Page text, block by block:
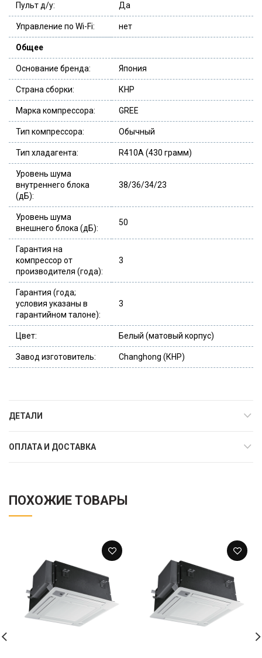
Пульт д/у: Да
Управление по Wi-Fi: нет
Общее
Основание бренда: Япония
Страна сборки: КНР
Марка компрессора: GREE
Тип компрессора: Обычный
Тип хладагента: R410A (430 грамм)
Уровень шума
внутреннего блока
(дБ):
38/36/34/23
Уровень шума
внешнего блока (дБ):
50
Гарантия на
компрессор от
производителя (года):
3
Гарантия (года;
условия указаны в
гарантийном талоне):
3
Цвет: Белый (матовый корпус)
Завод изготовитель: Changhong (КНР)
ДЕТАЛИ
ОПЛАТА И ДОСТАВКА
ПОХОЖИЕ ТОВАРЫ